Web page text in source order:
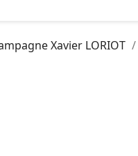
Xavier LORIOT